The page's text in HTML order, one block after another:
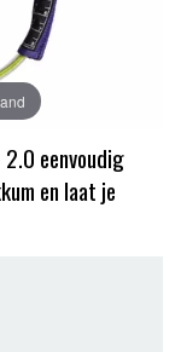
2.0 eenvoudig
en laat je